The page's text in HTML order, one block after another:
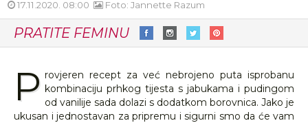
17.11.2020. 08:00 Foto: Jannette Razum
PRATITE FEMINU
P rovjeren recept za već nebrojeno puta isprobanu
kombinaciju prhkog tijesta s jabukama i pudingom
od vanilije sada dolazi s dodatkom borovnica. Jako je
ukusan i jednostavan za pripremu i sigurni smo da će vam